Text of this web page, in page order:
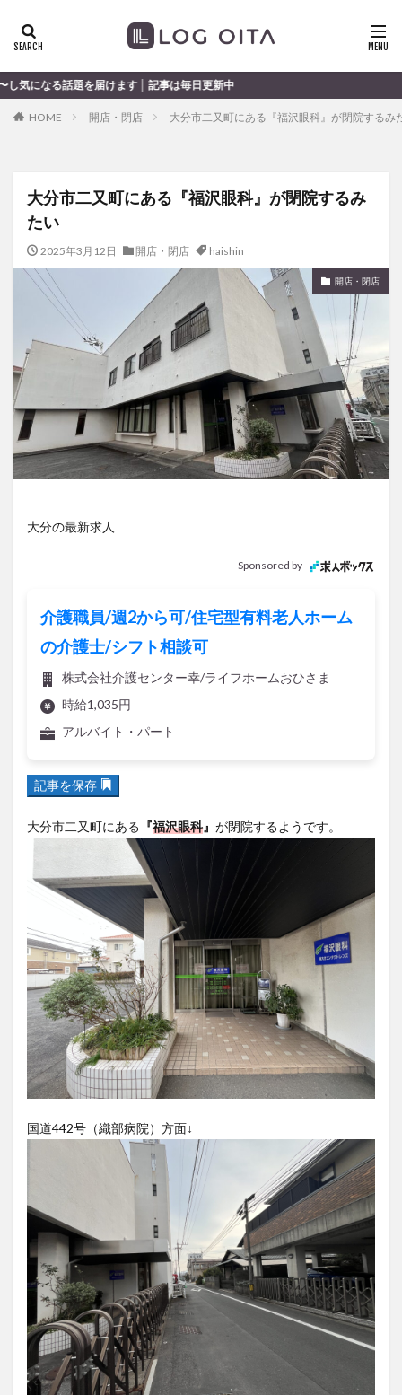
ます │ 記事は毎日更新中
HOME 開店・閉店 大分市二又町にある『福沢眼科』が閉院するみ
大分市二又町にある『福沢眼科』が閉院するみ
たい
2025年3月12日 開店・閉店 haishin
開店・閉店
大分の最新求人
Sponsored by
介護職員/週2から可/住宅型有料老人ホーム
の介護士/シフト相談可
株式会社介護センター幸/ライフホームおひさま
時給1,035円
アルバイト・パート
記事を保存
大分市二又町にある 『福沢眼科』 が閉院するようです。
国道442号（織部病院）方面↓
ディナー
haishin
haisin haisnin hasihin
hasishin
hishin
OPA
Paypay PR TOKIPO
うみたまご
おでかけ
お土産
お弁当 かき氷
からあげ
くじゅう連山
ねとらぼ
ふるさと納税
まつり
みかん
わさだタウン
わったん
アイススケート
アウトドア
アサイーボウル
アフリカンサファリ
アミュプラザおおいた
アレンジレシピ
アートプラザ
イタリア料理
ウクライナ
サイゼリヤ
サウナ
ジャマイカ料理
ジャークチキン
スイーツ
スタバ
セレクトショップ
チキンカレー
テイクアウト
テレビ
トキハ本店
ハンバーグ
ハーモニーランド
ビアガーデン
ペスカトーレ
ペット
ホーバークラフト
ミヤマキリシマ
ラバーダック
ランチ ラーメン
リンクスクエア
レトロ
中央町
中津市 中華料理 九重町
休業
佐伯市
佐伯市ランチ 佐賀関
体験レポ
保護猫
催事 公園 冬 初詣
別府
別府市
別府観光 古国府 古墳
古物
古着
台湾料理 和定食 和菓子
和食
国東市
地獄めぐり 城島高原パーク
壁画
大分グルメ
大分スイーツ
大分ランチ
大分三好ヴァイセアドラー
大分市美術館
大分県立美術館 大分空港
大分駅
大分駅近く
大神ファーム
大谷翔平選手
姫島村
子ども教室 子ども服
子育て
宇佐市
居酒屋 屋台
平和市民公園能楽堂
庄内町カフェ
府内 投票 挾間町
新幹線
新店
日出 日出町
昆虫食
明豊
書店 期間限定
津久見市
海開き
湯布院